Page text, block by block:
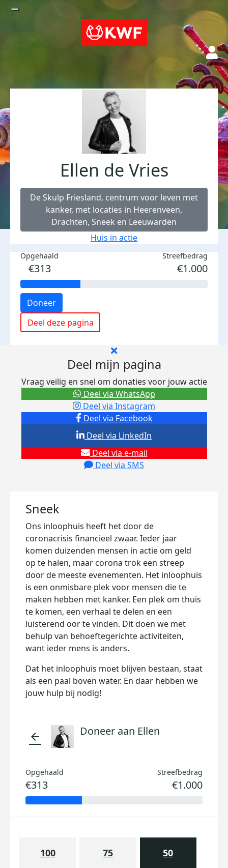
Ellen de Vries
De Skulp Friesland, centrum voor leven met
kanker, met locaties in Heerenveen,
Drachten, Sneek en Leeuwarden
Huis in actie
Opgehaald
€313
Streefbedrag
€1.000
Doneer
Deel deze pagina
Deel mijn pagina
Vraag veilig en snel om donaties voor jouw actie
Deel via Facebook
Deel via Instagram
Deel via e-mail
Deel via SMS
Deel via LinkedIn
Deel via WhatsApp
Sneek
Ons inloophuis heeft het door de
coronacrisis financieel zwaar. Ieder jaar
komen duizenden mensen in actie om geld
op te halen, maar corona trok een streep
door de meeste evenementen. Het inloophuis
is een onmisbare plek voor mensen die te
maken hebben met kanker. Een plek om thuis
te komen, een verhaal te delen en een
luisterend oor te vinden. Dit doen we met
behulp van behoeftegerichte activiteiten,
want ieder mens is anders.
Dat het inloophuis moet blijven bestaan, staat
als een paal boven water. En daar hebben we
jouw hulp bij nodig!
arrow_back Doneer aan Ellen
Opgehaald
€313
Streefbedrag
€1.000
100 75 50